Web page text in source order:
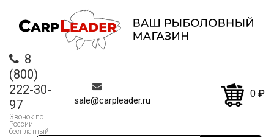
8
(800)
222-30-
97
Звонок по
России —
бесплатный
sale@carpleader.ru
0 ₽